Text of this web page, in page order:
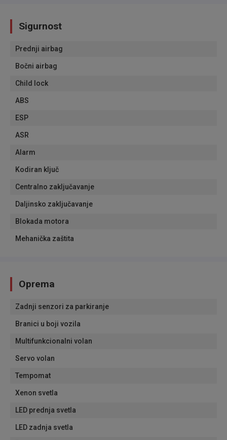
Sigurnost
Prednji airbag
Bočni airbag
Child lock
ABS
ESP
ASR
Alarm
Kodiran ključ
Centralno zaključavanje
Daljinsko zaključavanje
Blokada motora
Mehanička zaštita
Oprema
Zadnji senzori za parkiranje
Branici u boji vozila
Multifunkcionalni volan
Servo volan
Tempomat
Xenon svetla
LED prednja svetla
LED zadnja svetla